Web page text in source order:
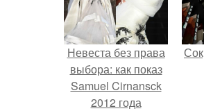
Невеста без права
выбора: как показ
Samuel Cirnansck
2012 года